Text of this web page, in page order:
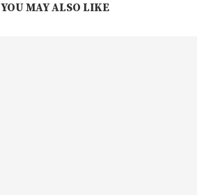
YOU MAY ALSO LIKE